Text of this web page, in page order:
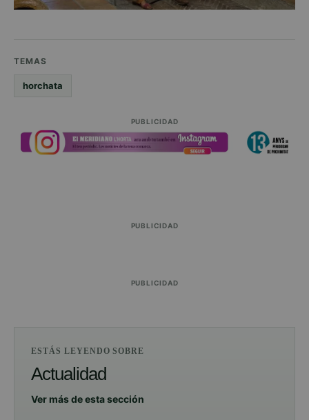
TEMAS
horchata
PUBLICIDAD
PUBLICIDAD
PUBLICIDAD
ESTÁS LEYENDO SOBRE
Actualidad
Ver más de esta sección